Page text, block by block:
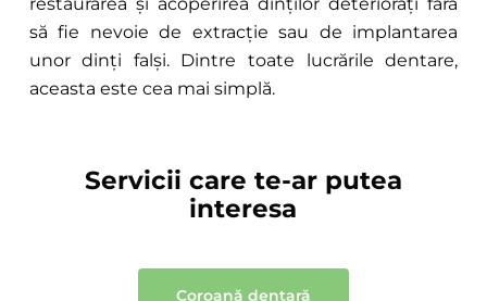
să fie nevoie de extracție sau de implantarea
unor dinți falși. Dintre toate lucrările dentare,
aceasta este cea mai simplă.
Servicii care te-ar putea
interesa
Coroană dentară